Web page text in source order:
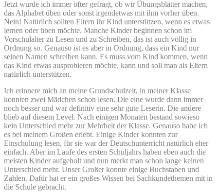
Jetzt wurde ich immer öfter gefragt, ob wir Übungsblätter machen,
das Alphabet üben oder sonst irgendetwas mit ihm vorher üben.
Nein! Natürlich sollten Eltern ihr Kind unterstützen, wenn es etwas
lernen oder üben möchte. Manche Kinder beginnen schon im
Vorschulalter zu Lesen und zu Schreiben, das ist auch völlig in
Ordnung so. Genauso ist es aber in Ordnung, dass ein Kind nur
seinen Namen schreiben kann. Es muss vom Kind kommen, wenn
das Kind etwas ausprobieren möchte, kann und soll man als Eltern
natürlich unterstützen.
Ich erinnere mich an meine Grundschulzeit, in meiner Klasse
konnten zwei Mädchen schon lesen. Die eine wurde dann immer
noch besser und war definitiv eine sehr gute Leserin. Die andere
blieb auf diesem Level. Nach einigen Monaten bestand sowieso
kein Unterschied mehr zur Mehrheit der Klasse. Genauso habe ich
es bei meinem Großen erlebt. Einige Kinder konnten zur
Einschulung lesen, für sie war der Deutschunterricht natürlich eher
einfach. Aber im Laufe des ersten Schuljahrs haben eben auch die
meisten Kinder aufgeholt und nun merkt man schon lange keinen
Unterschied mehr. Unser Großer konnte einige Buchstaben und
Zahlen. Dafür hat er ein großes Wissen bei Sachkundethemen mit in
die Schule gebracht.